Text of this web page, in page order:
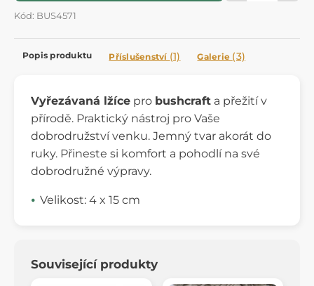
Kód: BUS4571
Popis produktu Příslušenství (1) Galerie (3)
Vyřezávaná lžíce pro bushcraft a přežití v
přírodě. Praktický nástroj pro Vaše
dobrodružství venku. Jemný tvar akorát do
ruky. Přineste si komfort a pohodlí na své
dobrodružné výpravy.
Velikost: 4 x 15 cm
Související produkty